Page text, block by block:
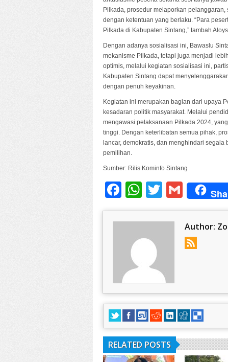
Pilkada, prosedur melaporkan
dengan ketentuan yang berlaku. “Para
Pilkada di Kabupaten Sintang,” tambah
Dengan adanya sosialisasi ini, Bawaslu
mekanisme Pilkada, tetapi juga menjadi
optimis, melalui kegiatan sosialisasi ini,
Kabupaten Sintang dapat
dengan penuh keyakinan.
Kegiatan ini merupakan bagian dari upaya
kesadaran politik masyarakat. Melalui
mengawasi pelaksanaan Pilkada 2024,
tinggi. Dengan keterlibatan semua pihak,
lancar, demokratis, dan menghindari
pemilihan.
Sumber: Rilis Kominfo Sintang
Facebook
WhatsApp
TwitterGmail
Author:
RELATED POSTS